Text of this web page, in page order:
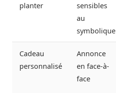
planter
sensibles
au
symbolique
Cadeau
personnalisé
Annonce
en face-à-
face